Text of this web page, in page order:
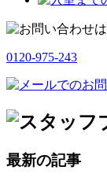
0120-975-243
最新の記事